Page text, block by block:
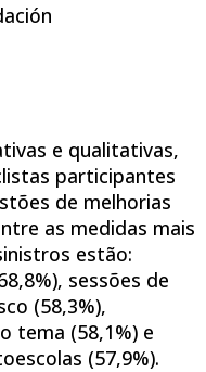
e qualitativas,
participantes
de melhorias
as medidas mais
estão:
sessões de
(58,3%),
tema (58,1%) e
(57,9%).